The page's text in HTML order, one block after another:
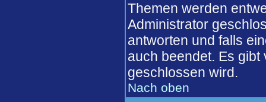
Themen werden
Administrator
antworten und falls
auch beendet. Es
geschlossen wird.
Nach oben